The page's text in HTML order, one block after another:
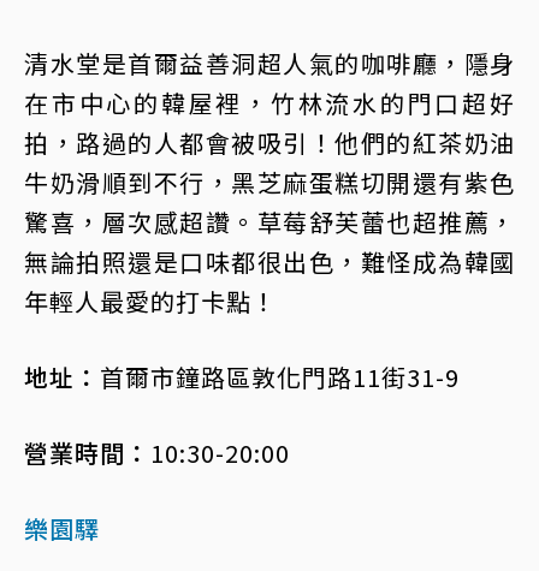
清水堂是首爾益善洞超人氣的咖啡廳，隱身
在市中心的韓屋裡，竹林流水的門口超好
拍，路過的人都會被吸引！他們的紅茶奶油
牛奶滑順到不行，黑芝麻蛋糕切開還有紫色
驚喜，層次感超讚。草莓舒芙蕾也超推薦，
無論拍照還是口味都很出色，難怪成為韓國
年輕人最愛的打卡點！
地址： 首爾市鐘路區敦化門路11街31-9
營業時間： 10:30-20:00
樂園驛